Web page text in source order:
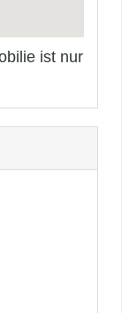
ist nur